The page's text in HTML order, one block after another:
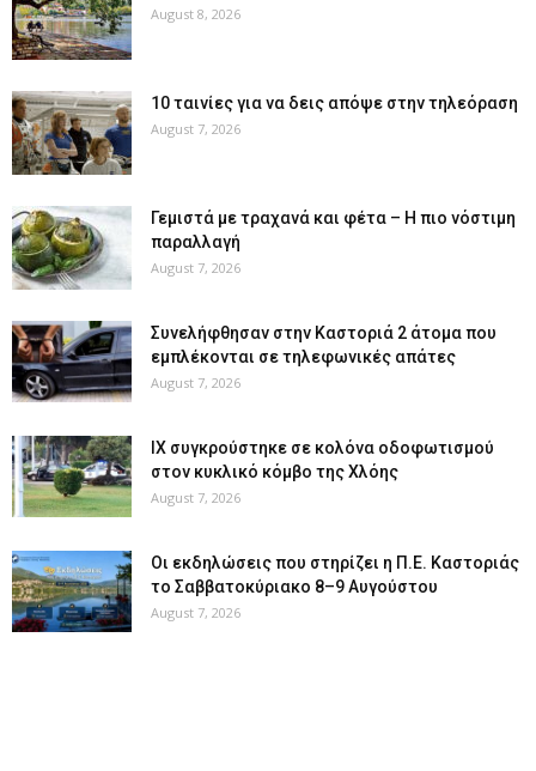
August 8, 2026
10 ταινίες για να δεις απόψε στην τηλεόραση
August 7, 2026
Γεμιστά με τραχανά και φέτα – Η πιο νόστιμη
παραλλαγή
August 7, 2026
Συνελήφθησαν στην Καστοριά 2 άτομα που
εμπλέκονται σε τηλεφωνικές απάτες
August 7, 2026
ΙΧ συγκρούστηκε σε κολόνα οδοφωτισμού
στον κυκλικό κόμβο της Χλόης
August 7, 2026
Οι εκδηλώσεις που στηρίζει η Π.Ε. Καστοριάς
το Σαββατοκύριακο 8–9 Αυγούστου
August 7, 2026